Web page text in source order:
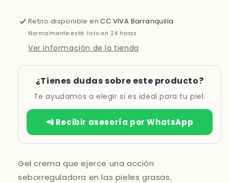
Retiro disponible enCC VIVA Barranquilla
Normalmente está listo en 24 horas
Ver información de la tienda
¿Tienes dudas sobre este producto?
Te ayudamos a elegir si es ideal para tu piel.
📲 Recibir asesoría por WhatsApp
Gel crema que ejerce una acción
seborreguladora en las pieles grasas,